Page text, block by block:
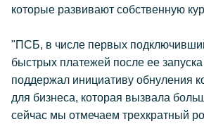
которые развивают собственную
"ПСБ, в числе первых
быстрых платежей после ее запуска
поддержал инициативу обнуления
для бизнеса, которая вызвала
сейчас мы отмечаем трехкратный